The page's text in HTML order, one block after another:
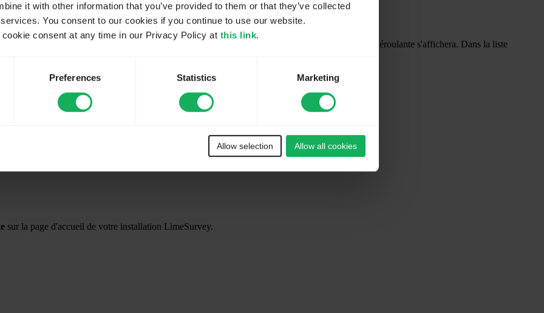
it with other information that you’ve provided to them or that they’ve collected
You consent to our cookies if you continue to use our website.
consent at any time in our Privacy Policy at this link.
Preferences Statistics Marketing
Allow selection Allow all cookies
:
sur la barre d'outils principale de la page d'accueil de votre installation LimeSurvey. Une liste déroulante s'affichera. Dans la liste
sur la page d'accueil de votre installation LimeSurvey.